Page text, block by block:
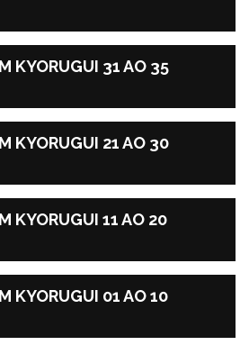
KYORUGUI 31 AO 35
KYORUGUI 21 AO 30
KYORUGUI 11 AO 20
KYORUGUI 01 AO 10